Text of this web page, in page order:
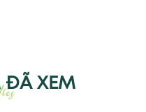
ĐÃ XEM